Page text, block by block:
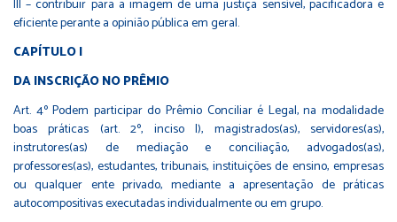
III – contribuir para a imagem de uma justiça sensível, pacificadora e
eficiente perante a opinião pública em geral.
CAPÍTULO I
DA INSCRIÇÃO NO PRÊMIO
Art. 4º Podem participar do Prêmio Conciliar é Legal, na modalidade
boas práticas (art. 2º, inciso I), magistrados(as), servidores(as),
instrutores(as) de mediação e conciliação, advogados(as),
professores(as), estudantes, tribunais, instituições de ensino, empresas
ou qualquer ente privado, mediante a apresentação de práticas
autocompositivas executadas individualmente ou em grupo.